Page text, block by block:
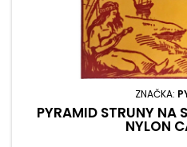
ZNAČKA:
PYRAMID STRUNY NA
NYLON